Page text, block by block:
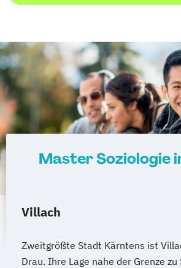
Master Soziologie
Villach
Zweitgrößte Stadt Kärntens ist
Drau. Ihre Lage nahe der Grenze zu